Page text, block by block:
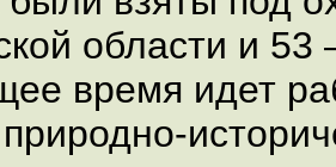
области и
время идет